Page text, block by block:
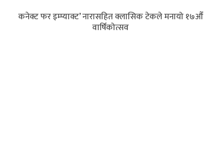
कनेक्ट फर इम्प्याक्ट’ नारासहित क्लासिक टेकले मनायो १७औँ
वार्षिकोत्सव